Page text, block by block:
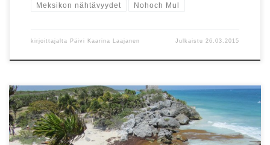
Meksikon nähtävyydet Nohoch Mul
kirjoittajalta Päivi Kaarina Laajanen Julkaistu26.03.2015